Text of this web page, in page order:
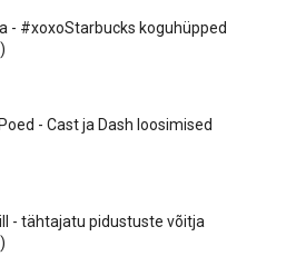
- #xoxoStarbucks koguhüpped
- Cast ja Dash loosimised
- tähtajatu pidustuste võitja